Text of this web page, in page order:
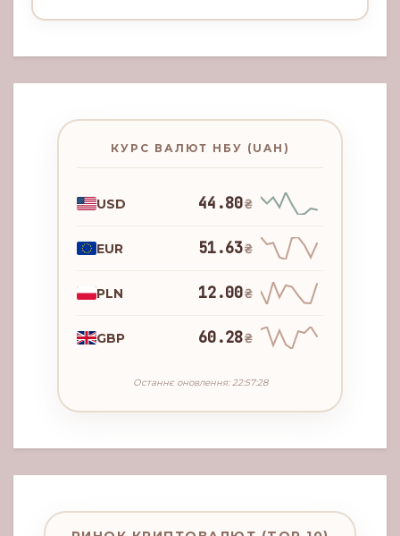
КУРС ВАЛЮТ НБУ (UAH)
USD 44.80₴
EUR 51.63₴
PLN 12.00₴
GBP 60.28₴
Останнє оновлення: 22:57:28